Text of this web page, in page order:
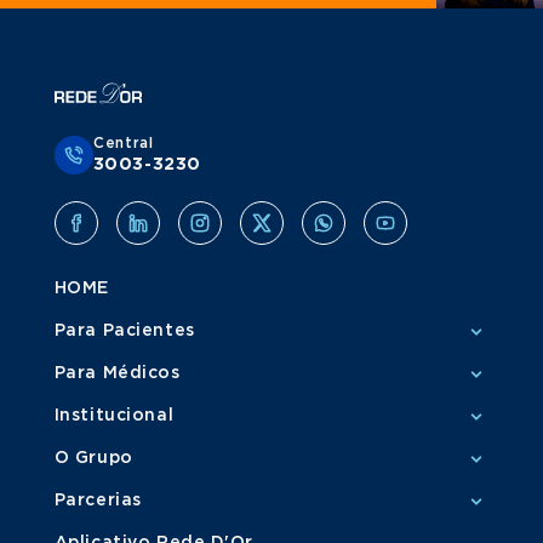
Central
3003-3230
HOME
Para Pacientes
Para Médicos
Institucional
O Grupo
Parcerias